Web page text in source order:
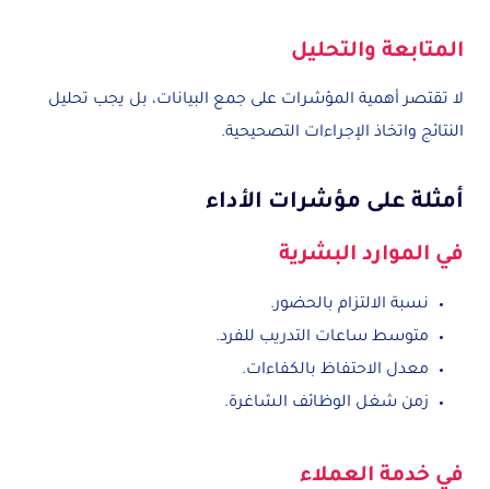
المتابعة والتحليل
لا تقتصر أهمية المؤشرات على جمع البيانات، بل يجب تحليل
النتائج واتخاذ الإجراءات التصحيحية.
أمثلة على مؤشرات الأداء
في الموارد البشرية
نسبة الالتزام بالحضور.
متوسط ساعات التدريب للفرد.
معدل الاحتفاظ بالكفاءات.
زمن شغل الوظائف الشاغرة.
في خدمة العملاء